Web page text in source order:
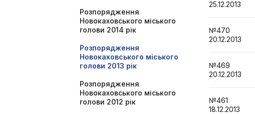
Розпорядження
Новокаховського міського
голови 2014 рік
Розпорядження
Новокаховського міського
голови 2013 рік
Розпорядження
Новокаховського міського
голови 2012 рік
25.12.2013
№470
20.12.2013
№469
20.12.2013
№461
18.12.2013